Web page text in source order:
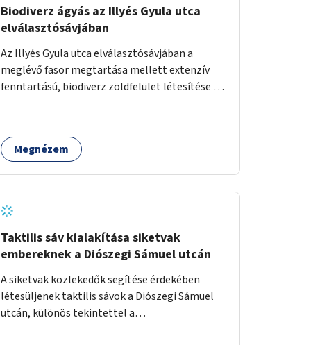
Biodiverz ágyás az Illyés Gyula utca
elválasztósávjában
Az Illyés Gyula utca elválasztósávjában a
meglévő fasor megtartása mellett extenzív
fenntartású, biodiverz zöldfelület létesítése a
Megnézem
Taktilis sáv kialakítása siketvak
embereknek a Diószegi Sámuel utcán
A siketvak közlekedők segítése érdekében
létesüljenek taktilis sávok a Diószegi Sámuel
utcán, különös tekintettel a